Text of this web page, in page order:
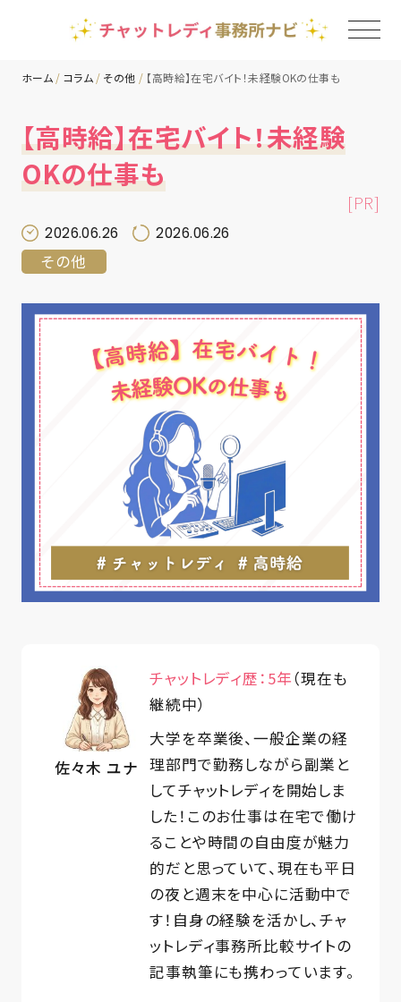
チャットレディ事務所一覧
地域別ランキング
ホーム コラム その他 【高時給】在宅バイト！未経験OKの仕事も
【高時給】在宅バイト！未経験
OKの仕事も
[PR]
2026.06.26 2026.06.26
その他
佐々木 ユナ
チャットレディ歴：5年（現在も
継続中）
大学を卒業後、一般企業の経
理部門で勤務しながら副業と
してチャットレディを開始しま
した！このお仕事は在宅で働け
ることや時間の自由度が魅力
的だと思っていて、現在も平日
の夜と週末を中心に活動中で
す！自身の経験を活かし、チャ
ットレディ事務所比較サイトの
記事執筆にも携わっています。